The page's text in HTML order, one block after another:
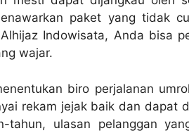
paket yang tidak
Indowisata, Anda bisa
wajar.
biro perjalanan
rekam jejak baik dan dapat
tahun, ulasan pelanggan